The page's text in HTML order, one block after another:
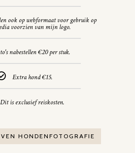
ook op webformaat voor gebruik op
voorzien van mijn logo.
nabestellen €20 per stuk.
Extra hond €15.
Dit is exclusief reiskosten.
HONDENFOTOGRAFIE